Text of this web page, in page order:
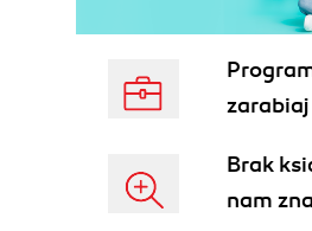
Brak
nam